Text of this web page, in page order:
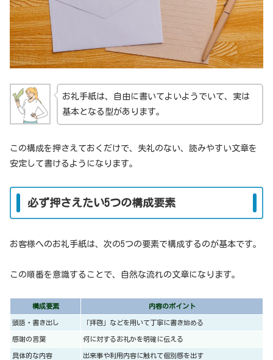
お礼手紙は、自由に書いてよいようでいて、実は
基本となる型があります。
この構成を押さえておくだけで、失礼のない、読みやすい文章を
安定して書けるようになります。
必ず押さえたい5つの構成要素
お客様へのお礼手紙は、次の5つの要素で構成するのが基本です。
この順番を意識することで、自然な流れの文章になります。
構成要素 内容のポイント
頭語・書き出し 「拝啓」などを用いて丁寧に書き始める
感謝の言葉 何に対するお礼かを明確に伝える
具体的な内容 出来事や利用内容に触れて個別感を出す